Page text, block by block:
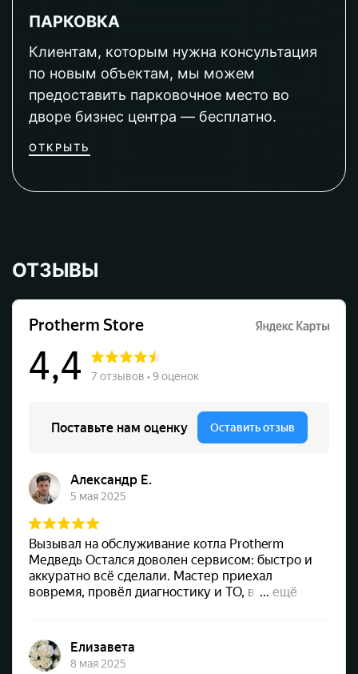
ПАРКОВКА
Клиентам, которым нужна консультация
по новым объектам, мы можем
предоставить парковочное место во
дворе бизнес центра — бесплатно.
ОТКРЫТЬ
ОТЗЫВЫ